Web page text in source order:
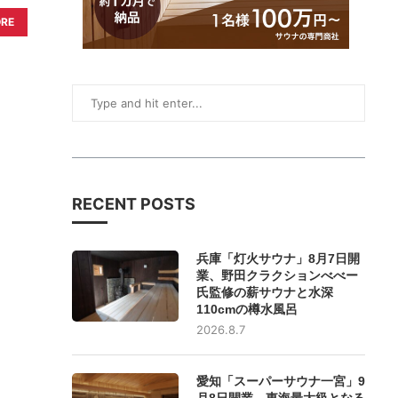
RECENT POSTS
兵庫「灯火サウナ」8月7日開
業、野田クラクションべべー
氏監修の薪サウナと水深
110cmの樽水風呂
2026.8.7
愛知「スーパーサウナ一宮」9